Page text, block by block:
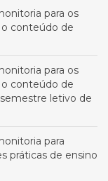
para os
conteúdo de
para os
conteúdo de
letivo de
para
práticas de ensino